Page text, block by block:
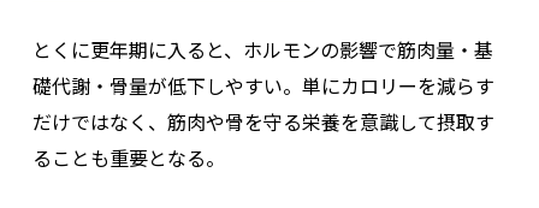
とくに更年期に入ると、ホルモンの影響で筋肉量・基
礎代謝・骨量が低下しやすい。単にカロリーを減らす
だけではなく、筋肉や骨を守る栄養を意識して摂取す
ることも重要となる。